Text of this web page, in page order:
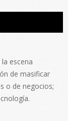
escena
de masificar
o de negocios;